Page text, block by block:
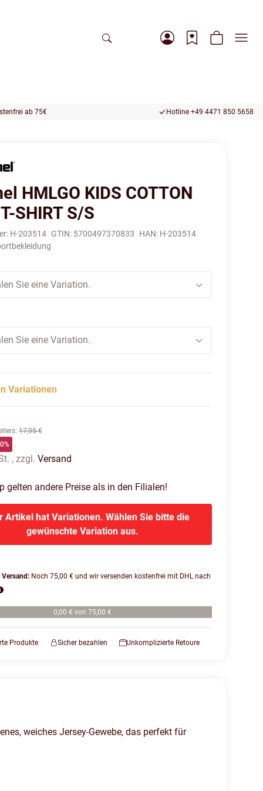
ab 75€ Hotline +49 4471 850 5658
HMLGO KIDS COTTON
SHIRT S/S
H-203514 GTIN: 5700497370833 HAN: H-203514
Sie eine Variation.
Sie eine Variation.
Variationen
:17,95 €
, zzgl.Versand
gelten andere Preise als in den Filialen!
Artikel hat Variationen. Wählen Sie bitte die
gewünschte Variation aus.
Versand: Noch 75,00 € und wir versenden kostenfrei mit DHL nach
0,00 € von 75,00 €
Produkte Sicher bezahlen Unkomplizierte Retoure
weiches Jersey-Gewebe, das perfekt für